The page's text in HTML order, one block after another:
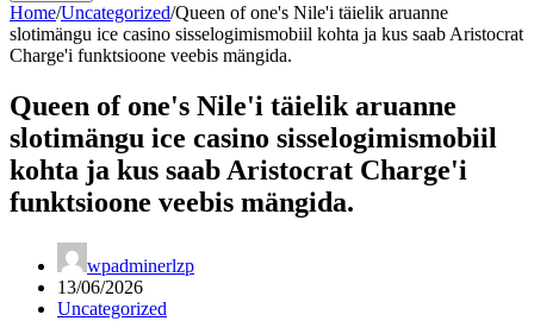
Home/Uncategorized/Queen of one's Nile'i täielik aruanne
slotimängu ice casino sisselogimismobiil kohta ja kus saab Aristocrat
Charge'i funktsioone veebis mängida.
Queen of one's Nile'i täielik aruanne
slotimängu ice casino sisselogimismobiil
kohta ja kus saab Aristocrat Charge'i
funktsioone veebis mängida.
wpadminerlzp
13/06/2026
Uncategorized